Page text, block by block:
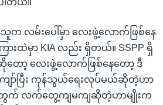
လမ်းပေါ်မှာ လေးဖွဲ့လောက်ဖြစ်နေ
းထဲမှာ KIA လည်း ရှိတယ်။ SSPP ရှိ
ဆိုတော့ လေးဖွဲ့လောက်ဖြစ်နေတော့ ဒီ
ျော်ပြီး ကုန်သွယ်ရေးလုပ်မယ်ဆိုတဲ့ဟာ
တွက် လက်တွေ့ကျမကျဆိုတဲ့ဟာမျိုးက